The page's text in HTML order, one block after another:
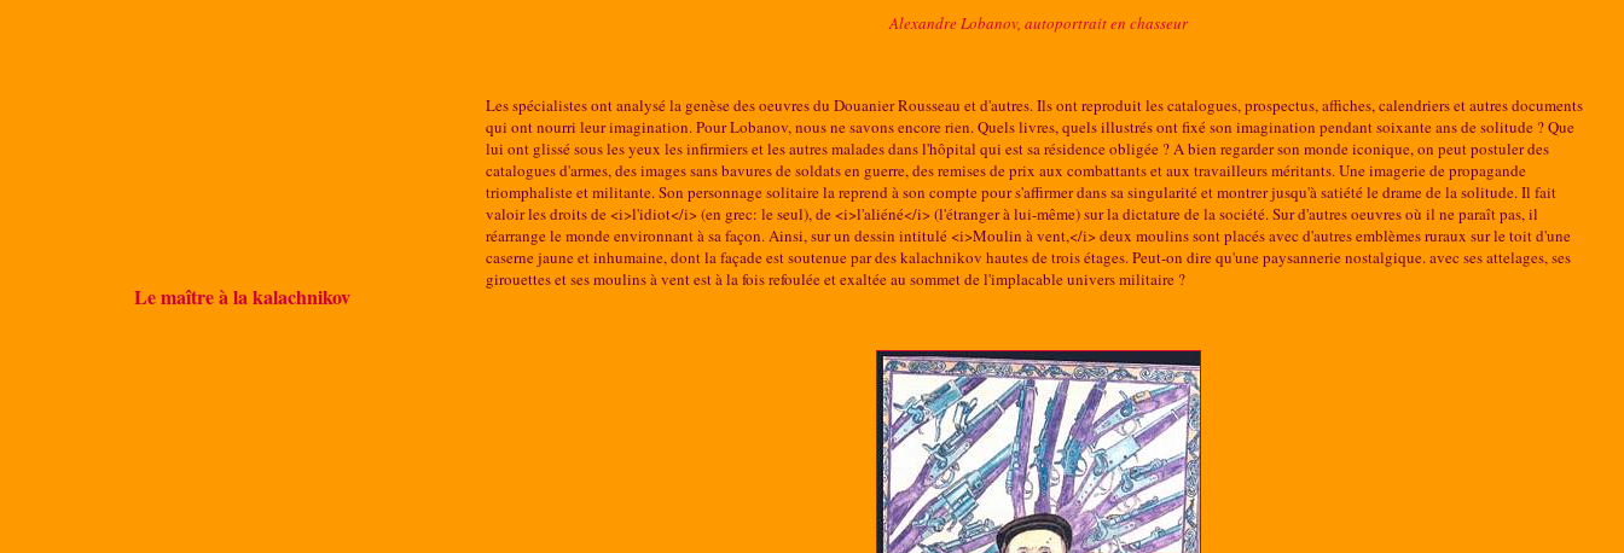
Le maître à la kalachnikov
Alexandre Lobanov, autoportrait en chasseur
Les spécialistes ont analysé la genèse des oeuvres du Douanier Rousseau et d'autres. Ils ont reproduit les catalogues, prospectus, affiches, calendriers et autres documents
qui ont nourri leur imagination. Pour Lobanov, nous ne savons encore rien. Quels livres, quels illustrés ont fixé son imagination pendant soixante ans de solitude ? Que
lui ont glissé sous les yeux les infirmiers et les autres malades dans l'hôpital qui est sa résidence obligée ? A bien regarder son monde iconique, on peut postuler des
catalogues d'armes, des images sans bavures de soldats en guerre, des remises de prix aux combattants et aux travailleurs méritants. Une imagerie de propagande
triomphaliste et militante. Son personnage solitaire la reprend à son compte pour s'affirmer dans sa singularité et montrer jusqu'à satiété le drame de la solitude. Il fait
valoir les droits de <i>l'idiot</i> (en grec: le seul), de <i>l'aliéné</i> (l'étranger à lui-même) sur la dictature de la société. Sur d'autres oeuvres où il ne paraît pas, il
réarrange le monde environnant à sa façon. Ainsi, sur un dessin intitulé <i>Moulin à vent,</i> deux moulins sont placés avec d'autres emblèmes ruraux sur le toit d'une
caserne jaune et inhumaine, dont la façade est soutenue par des kalachnikov hautes de trois étages. Peut-on dire qu'une paysannerie nostalgique. avec ses attelages, ses
girouettes et ses moulins à vent est à la fois refoulée et exaltée au sommet de l'implacable univers militaire ?